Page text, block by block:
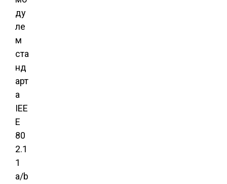
ду
ле
м
ста
нд
арт
а
IEE
E
80
2.1
1
a/b